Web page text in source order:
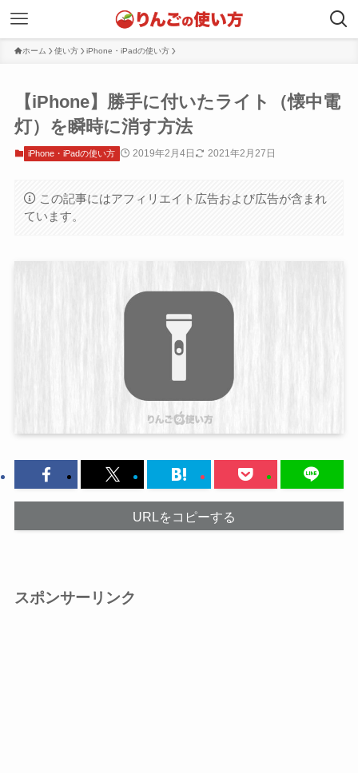
ホーム 使い方 iPhone・iPadの使い方
【iPhone】勝手に付いたライト（懐中電
灯）を瞬時に消す方法
iPhone・iPadの使い方 2019年2月4日 2021年2月27日
この記事にはアフィリエイト広告および広告が含まれ
ています。
URLをコピーする
スポンサーリンク